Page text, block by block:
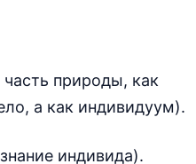
природы, как
а как индивидуум).
индивида).